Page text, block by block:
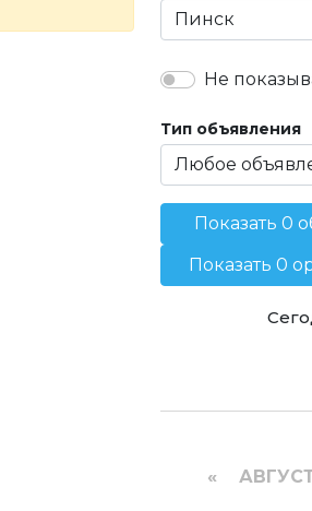
Не
Тип объявления
Показать 0
Показать 0
«